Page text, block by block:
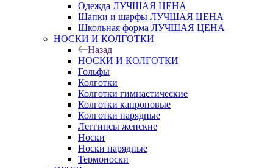
Одежда ЛУЧШАЯ ЦЕНА
Шапки и шарфы ЛУЧШАЯ ЦЕНА
Школьная форма ЛУЧШАЯ ЦЕНА
НОСКИ И КОЛГОТКИ
Назад
НОСКИ И КОЛГОТКИ
Гольфы
Колготки
Колготки гимнастические
Колготки капроновые
Колготки нарядные
Леггинсы женские
Носки
Носки нарядные
Термоноски